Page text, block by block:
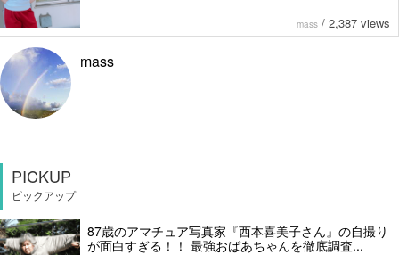
mass / 2,387 views
mass
PICKUP
ピックアップ
87歳のアマチュア写真家『西本喜美子さん』の自撮り
が面白すぎる！！ 最強おばあちゃんを徹底調査...